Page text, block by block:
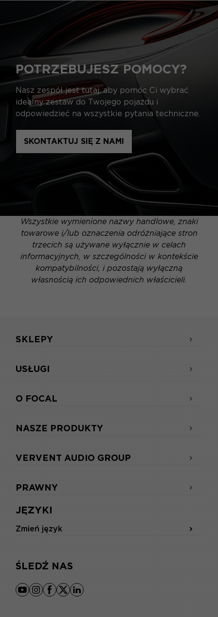
POTRZEBUJESZ POMOCY?
Nasz zespół jest tutaj, aby pomóc Ci wybrać
idealny zestaw do Twojego pojazdu i
odpowiedzieć na wszystkie pytania techniczne.
SKONTAKTUJ SIĘ Z NAMI
Wszystkie wymienione nazwy handlowe, znaki
towarowe i/lub oznaczenia odróżniające stron
trzecich są używane wyłącznie w celach
informacyjnych, w szczególności w kontekście
kompatybilności, i pozostają wyłączną
własnością ich odpowiednich właścicieli.
JĘZYKI
Zmień język
ŚLEDŹ NAS
youtube
instagram
facebook
x linkedin
SKLEPY
USŁUGI
O FOCAL
NASZE PRODUKTY
VERVENT AUDIO GROUP
PRAWNY